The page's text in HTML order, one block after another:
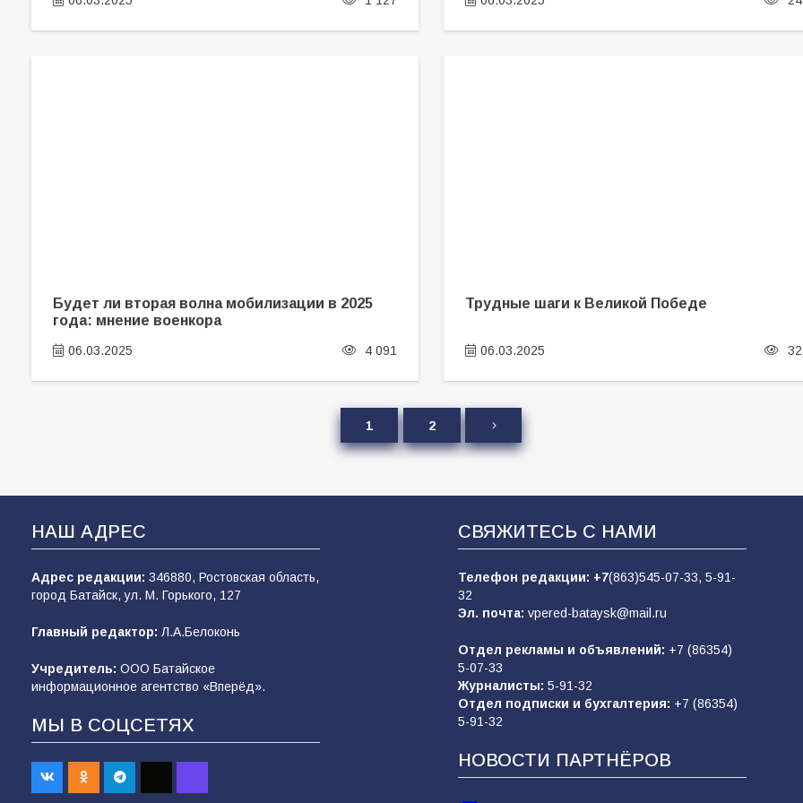
Будет ли вторая волна мобилизации в 2025
года: мнение военкора
06.03.2025 4 091
Трудные шаги к Великой Победе
06.03.2025
1 2
НАШ АДРЕС
Адрес редакции: 346880, Ростовская область,
город Батайск, ул. М. Горького, 127
Главный редактор: Л.А.Белоконь
Учредитель: ООО Батайское
информационное агентство «Вперёд».
МЫ В СОЦСЕТЯХ
СВЯЖИТЕСЬ С НАМИ
Телефон редакции: +7(863)545-07-33, 5-91-
32
Эл. почта: vpered-bataysk@mail.ru
Отдел рекламы и объявлений: +7 (86354)
5-07-33
Журналисты: 5-91-32
Отдел подписки и бухгалтерия: +7 (86354)
5-91-32
НОВОСТИ ПАРТНЁРОВ